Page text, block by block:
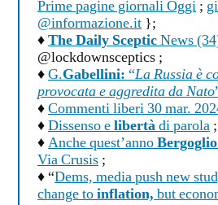
Prime pagine giornali Oggi ;
@informazione.it };
♦The Daily ScepticNews
@lockdownsceptics ;
♦G.Gabellini: “La Russia è
provocata e aggredita da Nato
♦Commenti liberi 30 mar.
♦Dissenso elibertàdi parola ;
♦Anche quest’annoBergoglio
Via Crusis ;
♦“Dems, media push new
change toinflation, but